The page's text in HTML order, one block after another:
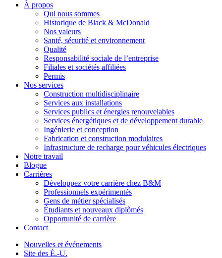
À propos
Qui nous sommes
Historique de Black & McDonald
Nos valeurs
Santé, sécurité et environnement
Qualité
Responsabilité sociale de l’entreprise
Filiales et sociétés affiliées
Permis
Nos services
Construction multidisciplinaire
Services aux installations
Services publics et énergies renouvelables
Services énergétiques et de développement durable
Ingénierie et conception
Fabrication et construction modulaires
Infrastructure de recharge pour véhicules électriques
Notre travail
Blogue
Carrières
Développez votre carrière chez B&M
Professionnels expérimentés
Gens de métier spécialisés
Étudiants et nouveaux diplômés
Opportunité de carrière
Contact
Nouvelles et événements
Site des É.-U.